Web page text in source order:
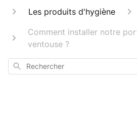
Les produits d'hygiène
Comment installer notre
ventouse ?
Rechercher